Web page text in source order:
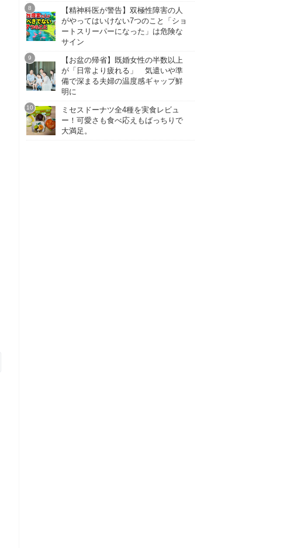
【精神科医が警告】双極性障害の人
がやってはいけない7つのこと「ショ
ートスリーパーになった」は危険な
サイン
【お盆の帰省】既婚女性の半数以上
が「日常より疲れる」 気遣いや準
備で深まる夫婦の温度感ギャップ鮮
明に
ミセスドーナツ全4種を実食レビュ
ー！可愛さも食べ応えもばっちりで
大満足。